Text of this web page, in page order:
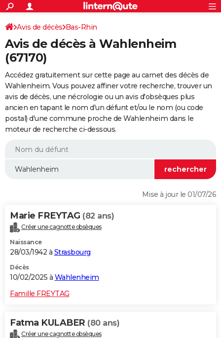
ACTUALITÉS
Politique
Société
Faits Divers
Education
Monde
Villes
+
SPORT
Coupe du monde 2026
Football
Tennis
Cyclisme
Rugby
Forum
FINANCE
Retraite
Impôts
Epargne
Immobilier
Risques naturels par ville
Banque
Assurance
Crédit
Essais
Réserver un essai
Citadines
Berlines
SUV
Forum auto
+
HIGH-TECH
Mobiles
Meilleur smartphone
Internet
Ordinateurs
Jeux vidéo
Guide high-tech
+BRICOLAGE
Forum
Aménagement intérieur
Extérieur
Cuisine
Salle de bains
Jardinage
Rangement
WEEK-END
Guides de France
Escapades
Patrimoine
Expositions
Musées
Week-end nature
LIFESTYLE
Alimentation
Guide de la santé
Maladies
Médicaments
Sommeil
VOYAGE
Destinations
City break
Voyage nature
Voyage de noces
Forum
Climat
+PHOTO
GUIDES D'ACHAT
BONS PLANS
CARTE DE VOEUX
Dictionnaire
Biographies
Citations
Expressions
Proverbes
PROGRAMME TV
Connexion
Avis de décès Bas-Rhin
Avis de décès à Wahlenheim
(67170)
Accédez gratuitement sur cette page au carnet des décès de
Wahlenheim. Vous pouvez affiner votre recherche, trouver un
avis de décès, une nécrologie ou un avis d'obsèques plus
ancien en tapant le nom d'un défunt et/ou le nom (ou code
postal) d'une commune proche de Wahlenheim dans le
moteur de recherche ci-dessous.
Mise à jour le 01/07/26
Marie FREYTAG (82 ans)
Créer une cagnotte obsèques
Naissance
28/03/1942 à Strasbourg
Décès
10/02/2025 à Wahlenheim
Famille FREYTAG
Fatma KULABER (80 ans)
Créer une cagnotte obsèques